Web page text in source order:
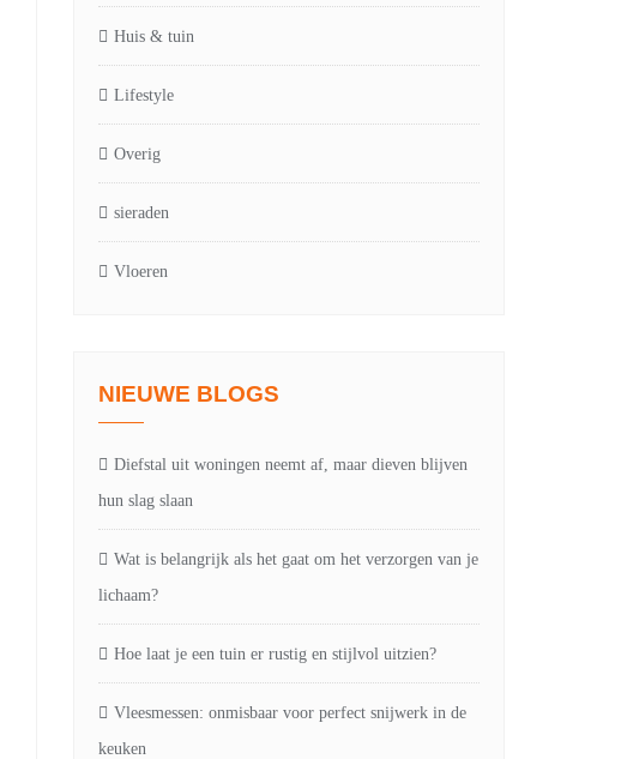
Huis & tuin
Lifestyle
Overig
sieraden
Vloeren
NIEUWE BLOGS
Diefstal uit woningen neemt af, maar dieven blijven
hun slag slaan
Wat is belangrijk als het gaat om het verzorgen van je
lichaam?
Hoe laat je een tuin er rustig en stijlvol uitzien?
Vleesmessen: onmisbaar voor perfect snijwerk in de
keuken